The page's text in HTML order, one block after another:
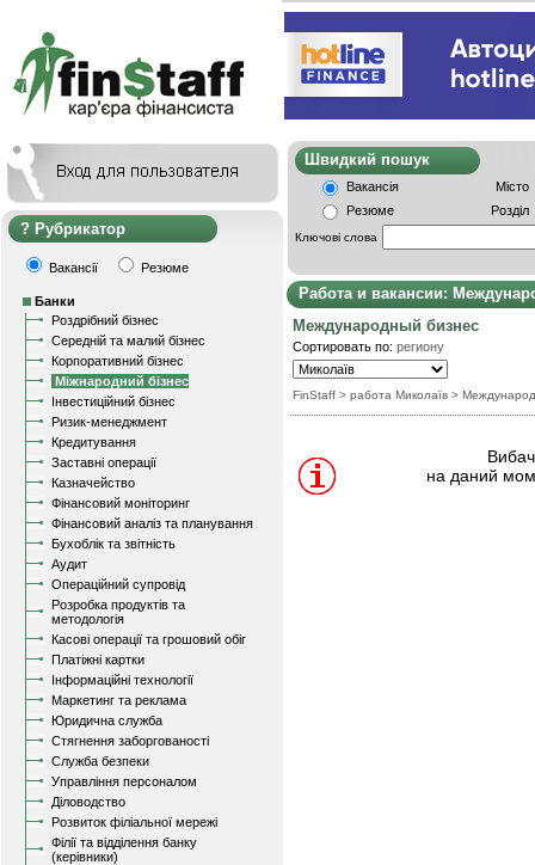
Рубрикатор
Вакансії Резюме
Банки
Роздрібний бізнес
Середній та малий бізнес
Корпоративний бізнес
Міжнародний бізнес
Інвестиційний бізнес
Ризик-менеджмент
Кредитування
Заставні операції
Казначейство
Фінансовий моніторинг
Фінансовий аналіз та планування
Бухоблік та звітність
Аудит
Операційний супровід
Розробка продуктів та
методологія
Касові операції та грошовий обіг
Платіжні картки
Інформаційні технології
Маркетинг та реклама
Юридична служба
Стягнення заборгованості
Служба безпеки
Управління персоналом
Діловодство
Розвиток філіальної мережі
Філії та відділення банку
(керівники)
Швидкий
Вакансія
Місто
Резюме
Розділ
Ключові слова
Работа и вакансии:
Международный бизнес
Сортировать по: региону
FinStaff > работа Миколаїв >
на даний